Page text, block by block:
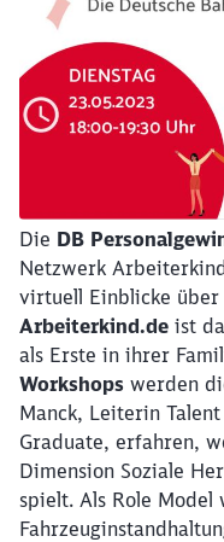
Die DB
Netzwerk
virtuell Einblicke über
Arbeiterkind.de ist
als Erste in ihrer
Workshops werden
Manck, Leiterin
Graduate, erfahren,
Dimension Soziale
spielt. Als Role